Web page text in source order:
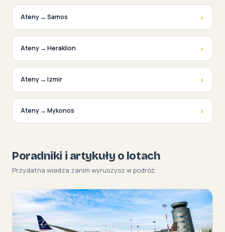
Ateny → Samos ›
Ateny → Heraklion ›
Ateny → Izmir ›
Ateny → Mykonos ›
Poradniki i artykuły o lotach
Przydatna wiedza zanim wyruszysz w podróż.